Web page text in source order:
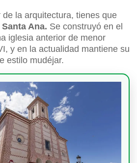
la arquitectura, tienes que
Ana. Se construyó en el
iglesia anterior de menor
y en la actualidad mantiene su
estilo mudéjar.